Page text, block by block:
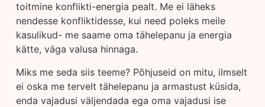
toitmine konflikti-energia pealt. Me ei läheks
nendesse konfliktidesse, kui need poleks meile
kasulikud- me saame oma tähelepanu ja energia
kätte, väga valusa hinnaga.
Miks me seda siis teeme? Põhjuseid on mitu, ilmselt
ei oska me tervelt tähelepanu ja armastust küsida,
enda vajadusi väljendada ega oma vajadusi ise